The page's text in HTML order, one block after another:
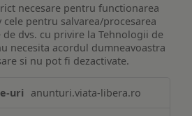
necesare pentru functionarea
pentru salvarea/procesarea
dvs. cu privire la Tehnologii de
necesita acordul dumneavoastra
si nu pot fi dezactivate.
anunturi.viata-libera.ro